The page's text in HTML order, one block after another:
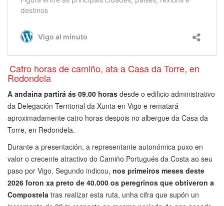
Catro horas de camiño, ata a Casa da Torre, en
Redondela
A andaina partirá ás 09.00 horas desde o edificio administrativo
da Delegación Territorial da Xunta en Vigo e rematará
aproximadamente catro horas despois no albergue da Casa da
Torre, en Redondela.
Durante a presentación, a representante autonómica puxo en
valor o crecente atractivo do Camiño Portugués da Costa ao seu
paso por Vigo. Segundo indicou, nos primeiros meses deste
2026 foron xa preto de 40.000 os peregrinos que obtiveron a
Compostela tras realizar esta ruta, unha cifra que supón un